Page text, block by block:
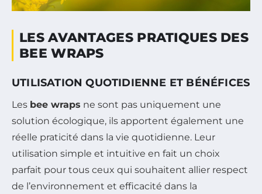
LES AVANTAGES PRATIQUES DES
BEE WRAPS
UTILISATION QUOTIDIENNE ET BÉNÉFICES
Les bee wraps ne sont pas uniquement une
solution écologique, ils apportent également une
réelle praticité dans la vie quotidienne. Leur
utilisation simple et intuitive en fait un choix
parfait pour tous ceux qui souhaitent allier respect
de l’environnement et efficacité dans la